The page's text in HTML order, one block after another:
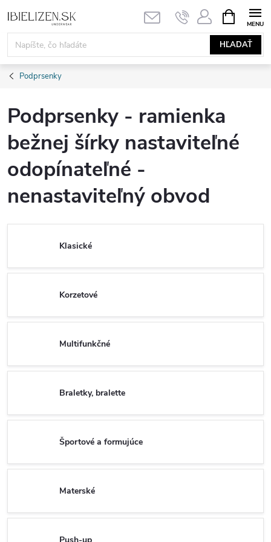
na
obsah
HĽADAŤ
KOŠÍK
Podprsenky
Podprsenky - ramienka
bežnej šírky nastaviteľné
odopínateľné -
nenastaviteľný obvod
Klasické
Korzetové
Multifunkčné
Braletky, bralette
Športové a formujúce
Materské
Push-up